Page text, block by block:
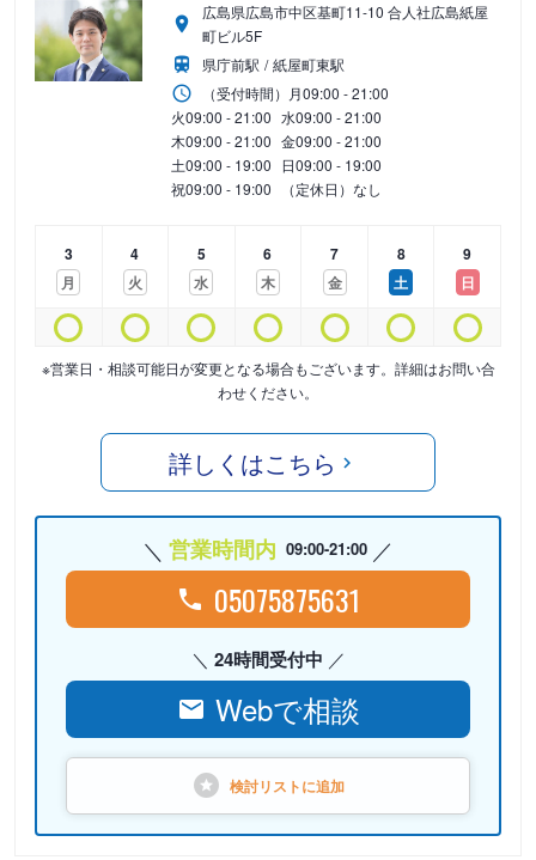
広島県広島市中区基町11-10 合人社広島紙屋
町ビル5F
県庁前駅
紙屋町東駅
（受付時間） 月09:00 - 21:00
火09:00 - 21:00 水09:00 - 21:00
木09:00 - 21:00 金09:00 - 21:00
土09:00 - 19:00 日09:00 - 19:00
祝09:00 - 19:00 （定休日）なし
3
月
4
火
5
水
6
木
7
金
8
土
9
日
※営業日・相談可能日が変更となる場合もございます。詳細はお問い合
わせください。
詳しくはこちら
営業時間内 09:00-21:00
05075875631
24時間受付中
Webで相談
検討リストに追加